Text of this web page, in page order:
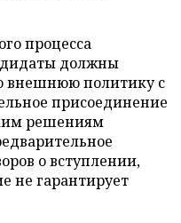
процесса
должны
внешнюю политику с
присоединение
решениям
о вступлении,
не гарантирует